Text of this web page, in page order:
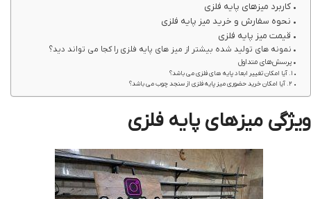
کاربرد میزهای پایه فلزی
نحوه سفارش و خرید میز پایه فلزی
قیمت میز پایه فلزی
نمونه های تولید شده بیشتر از میز های پایه فلزی را کجا می تواند دید؟
پرسش‌های متداول
1. آیا امکان تغییر ابعاد پایه های فلزی می باشد؟
2. آیا امکان خرید حضوری میز پایه فلزی از سنجد چوب می باشد؟
ویژگی‌ میزهای پایه فلزی